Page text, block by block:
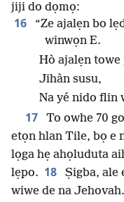
jiji do dọmọ:
16
“Ze ajalẹn bo
winwọn E.
Hò ajalẹn towe
Jihàn susu,
Na yé nido flin
17
To owhe 70
etọn hlan Tile, bọ e
lọga hẹ ahọluduta
lẹpo. 18
Ṣigba, ale
wiwe de na